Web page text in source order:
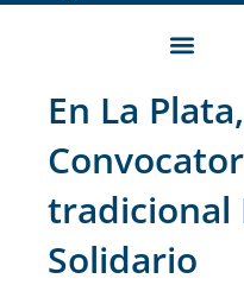
En La
tradicional
Solidario